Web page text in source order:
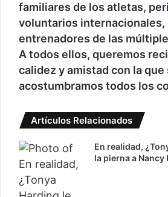
familiares de los atletas,
voluntarios
entrenadores de las
A todos ellos, queremos
calidez y amistad con la que
acostumbramos todos los
Artículos Relacionados
En realidad,
la pierna a Nancy